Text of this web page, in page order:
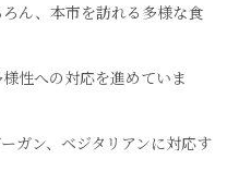
ん、本市を訪れる多様な食
性への対応を進めていま
ガン、ベジタリアンに対応す